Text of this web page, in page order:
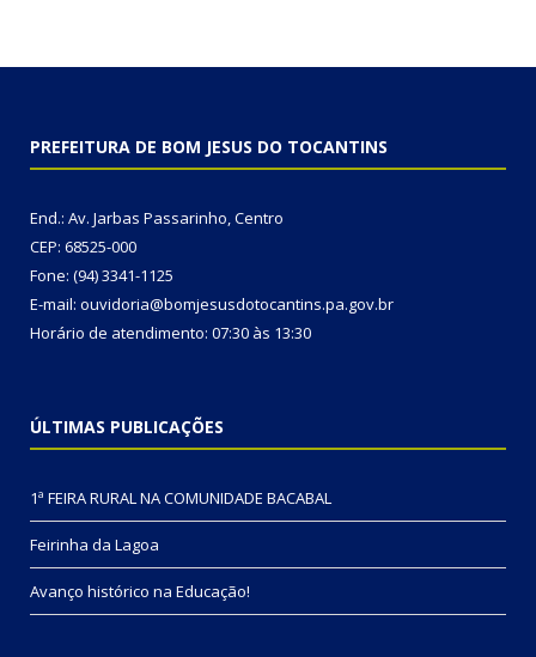
PREFEITURA DE BOM JESUS DO TOCANTINS
End.: Av. Jarbas Passarinho, Centro
CEP: 68525-000
Fone: (94) 3341-1125
E-mail: ouvidoria@bomjesusdotocantins.pa.gov.br
Horário de atendimento: 07:30 às 13:30
ÚLTIMAS PUBLICAÇÕES
1ª FEIRA RURAL NA COMUNIDADE BACABAL
Feirinha da Lagoa
Avanço histórico na Educação!